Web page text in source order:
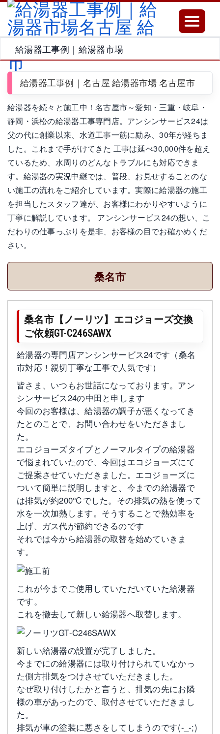
Toggle
給湯器工事例｜給湯器市場
給湯器工事例｜名古屋 給湯器市場 名古屋市
給湯器を続々と施工中！名古屋市～愛知・三重・岐阜・
静岡・浜松の給湯器工事専門店。アンシンサービス24は
父の代に創業以来、水道工事一筋に励み、30年が経ちま
した。これまで手がけてきた 工事は延べ30,000件を超え
ているため、水周りのどんなトラブルにも対応できま
す。給湯器の実況中継では、普段、お見せすることのな
い施工の流れをご紹介しています。実際に給湯器の施工
を担当したスタッフ達が、お客様にわかりやすいように
丁寧に解説しています。 アンシンサービス24の想い、こ
だわりの仕事っぷりを是非、お客様の目でお確かめくだ
さい。
桑名市
桑名市【ノーリツ】エコジョーズ交換
ご依頼GT-C246SAWX
給湯器の専門店アンシンサービス24です（桑名
市対応！親切丁寧な工事で人気です）
皆さま、いつもお世話になっております。アン
シンサービス24の中田と申します
今回のお客様は、給湯器の調子が悪くなってき
たとのことで、お問い合わせをいただきまし
た。
エコジョーズタイプとノーマルタイプの給湯器
で悩まれていたので、今回はエコジョーズにて
ご提案させていただきました。エコジョーズに
ついて簡単に説明しますと、今までの給湯器で
は排気が約200℃でした。その排気の熱を使って
水を一次加熱します。そうすることで熱効率を
上げ、ガス代が節約できるのです
それでは今から給湯器の取替を始めていきま
す。
これが今までご使用していただいていた給湯器
です。
これを撤去して新しい給湯器へ取替します。
新しい給湯器の設置が完了しました。
今までにの給湯器には取り付けられていなかっ
た側方排気をつけさせていただきました。
なぜ取り付けしたかと言うと、排気の先にお隣
様の車があったので、取付させていただきまし
た。
排気が車の塗装に悪さをしてしまうのです(-_-;)